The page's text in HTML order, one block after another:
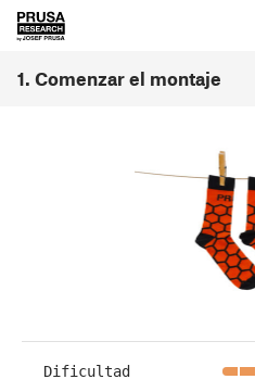
1. Comenzar el montaje
Dificultad